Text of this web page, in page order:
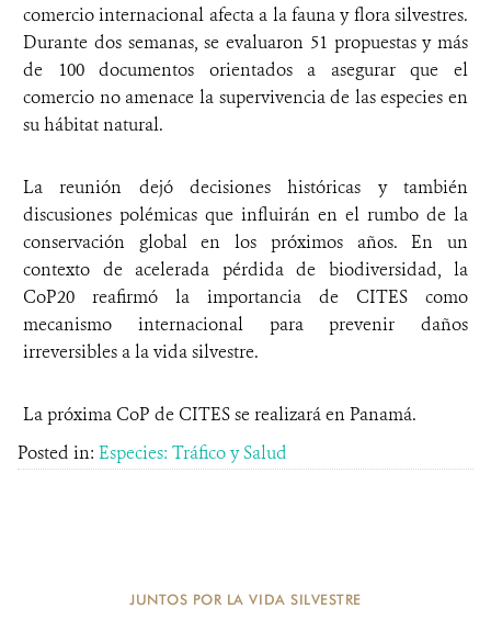
comercio internacional afecta a la fauna y flora silvestres.
Durante dos semanas, se evaluaron 51 propuestas y más
de 100 documentos orientados a asegurar que el
comercio no amenace la supervivencia de las especies en
su hábitat natural.
La reunión dejó decisiones históricas y también
discusiones polémicas que influirán en el rumbo de la
conservación global en los próximos años. En un
contexto de acelerada pérdida de biodiversidad, la
CoP20 reafirmó la importancia de CITES como
mecanismo internacional para prevenir daños
irreversibles a la vida silvestre.
La próxima CoP de CITES se realizará en Panamá.
Posted in: Especies: Tráfico y Salud
JUNTOS POR LA VIDA SILVESTRE